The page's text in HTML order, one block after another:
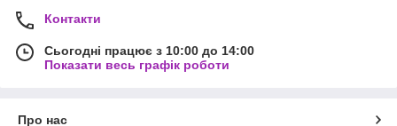
Контакти
Сьогодні працює з 10:00 до 14:00
Показати весь графік роботи
Про нас